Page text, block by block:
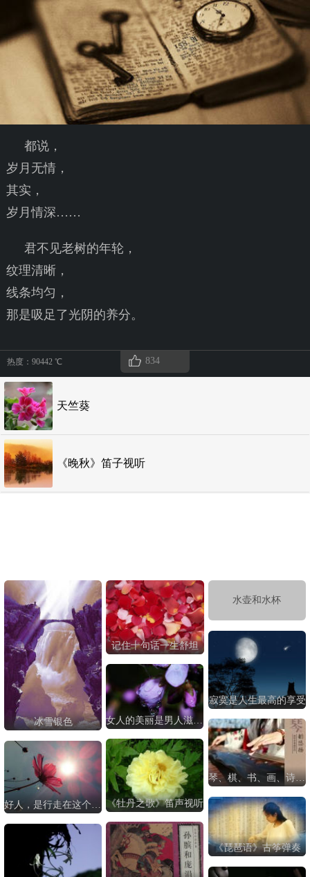
都说，
岁月无情，
其实，
岁月情深……
君不见老树的年轮，
纹理清晰，
线条均匀，
那是吸足了光阴的养分。
热度：90442 ℃ 834
天竺葵
《晚秋》笛子视听
冰雪银色
记住十句话一生舒坦
水壶和水杯
寂寞是人生最高的享受
女人的美丽是男人滋润出来的
琴、棋、书、画、诗、酒、花、茶
《牡丹之歌》笛声视听
好人，是行走在这个世界永恒的慈悲
《琵琶语》古筝弹奏